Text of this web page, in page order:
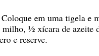
em uma tigela e
milho, ½ xícara de azeite
e reserve.